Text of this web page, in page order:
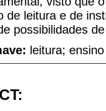
de leitura e de
possibilidades
leitura;